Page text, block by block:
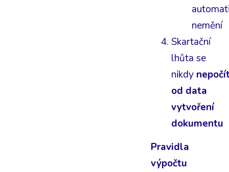
nemění
Skartační
lhůta se
nikdy
od data
vytvoření
dokumentu
Pravidla
výpočtu